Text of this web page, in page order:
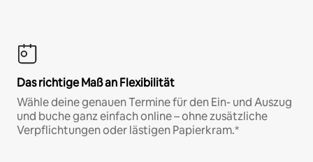
Das richtige Maß an Flexibilität
Wähle deine genauen Termine für den Ein- und Auszug
und buche ganz einfach online – ohne zusätzliche
Verpflichtungen oder lästigen Papierkram.*